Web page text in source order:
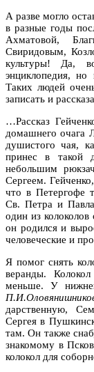
А разве могло
в разные годы
Ахматовой,
Свиридовым,
культуры! Да,
энциклопедия,
Таких людей
записать и
…Рассказ
домашнего очага
душистого чая,
принес в такой
небольшим
Сергеем.
что в Петергофе
Св. Петра и
один из
он родился и
человеческие и
Я помог снять
веранды.
меньше. У
дарственную,
Сергея в
там. Он также
знакомому в
колокол для